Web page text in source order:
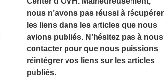
nous n’avons pas réussi à récupérer
les liens dans les articles que nous
avions publiés. N’hésitez pas à nous
contacter pour que nous puissions
réintégrer vos liens sur les articles
publiés.